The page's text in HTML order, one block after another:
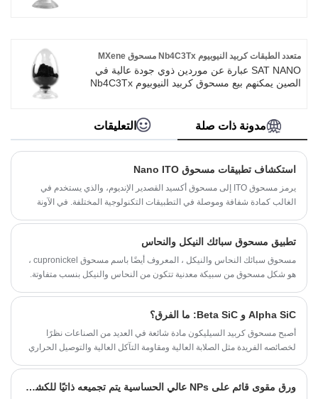
متعدد الطبقات كربيد النيوبيوم Nb4C3Tx مسحوق MXene
SAT NANO عبارة عن موردين ذوي جودة عالية في
الصين يمكنهم بيع مسحوق كربيد النيوبيوم Nb4C3Tx
MXene عالي الجودة بآفاق تطبيق واسعة في
مجالات مثل الامتصاص النانوي وأجهزة الاستشعار
المجالات الأخرى. يمكننا تقديم الخدمة المهنية وسعر
أفضل بالنسبة لك. إذا كنت مهتما بالمنتجات، يرجى
الاتصال معنا. نحن نتبع الجودة والتأكد من أن سعر
الخدمة المتفانية والضمير.
مدونة ذات صلة التعليقات
استكشاف تطبيقات مسحوق Nano ITO
يرمز مسحوق ITO إلى مسحوق أكسيد القصدير الإنديوم، والذي يستخدم في
الغالب كمادة شفافة وموصلة في التطبيقات التكنولوجية المختلفة. في الآونة
مسحوق Nano ITO بالتفصيل.
تطبيق مسحوق سبائك النيكل والنحاس
مسحوق سبائك النحاس والنيكل ، المعروف أيضًا باسم مسحوق cupronickel ،
هو شكل مسحوق من سبيكة معدنية تتكون من النحاس والنيكل بنسب متفاوتة.
Alpha SiC و Beta SiC: ما الفرق؟
أصبح مسحوق كربيد السيليكون مادة شائعة في العديد من الصناعات نظرًا
لخصائصه الفريدة مثل الصلابة العالية ومقاومة التآكل العالية والتوصيل الحراري
وتطبيقاتهم.
ورق مقوى قائم على NPs عالي الحساسية يتم تجميعه ذاتيًا للكشف عن الملوثات الصيدلانية